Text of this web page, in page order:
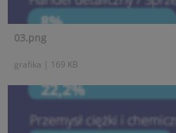
03.png
grafika | 169 KB